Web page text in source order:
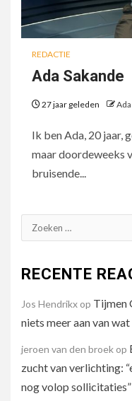
REDACTIE
Ada Sakande
27 jaar geleden
Ik ben Ada, 20 jaar,
maar doordeweeks
bruisende...
Zoeken
naar:
RECENTE
Jos Hendrikx op Tijmen
niets meer aan van wat
jeroen van den broek op
zucht van verlichting:
nog volop sollicitaties”